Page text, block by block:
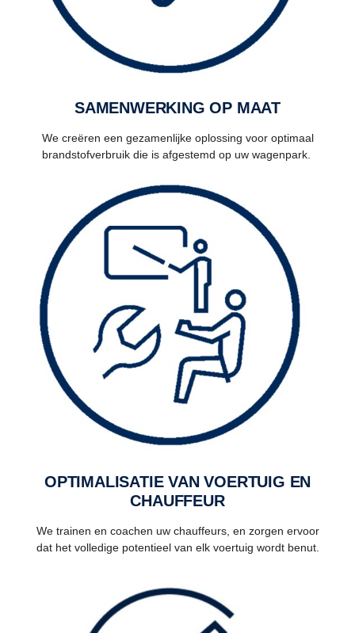
SAMENWERKING OP MAAT
We creëren een gezamenlijke oplossing voor optimaal
brandstofverbruik die is afgestemd op uw wagenpark.
OPTIMALISATIE VAN VOERTUIG EN
CHAUFFEUR
We trainen en coachen uw chauffeurs, en zorgen ervoor
dat het volledige potentieel van elk voertuig wordt benut.